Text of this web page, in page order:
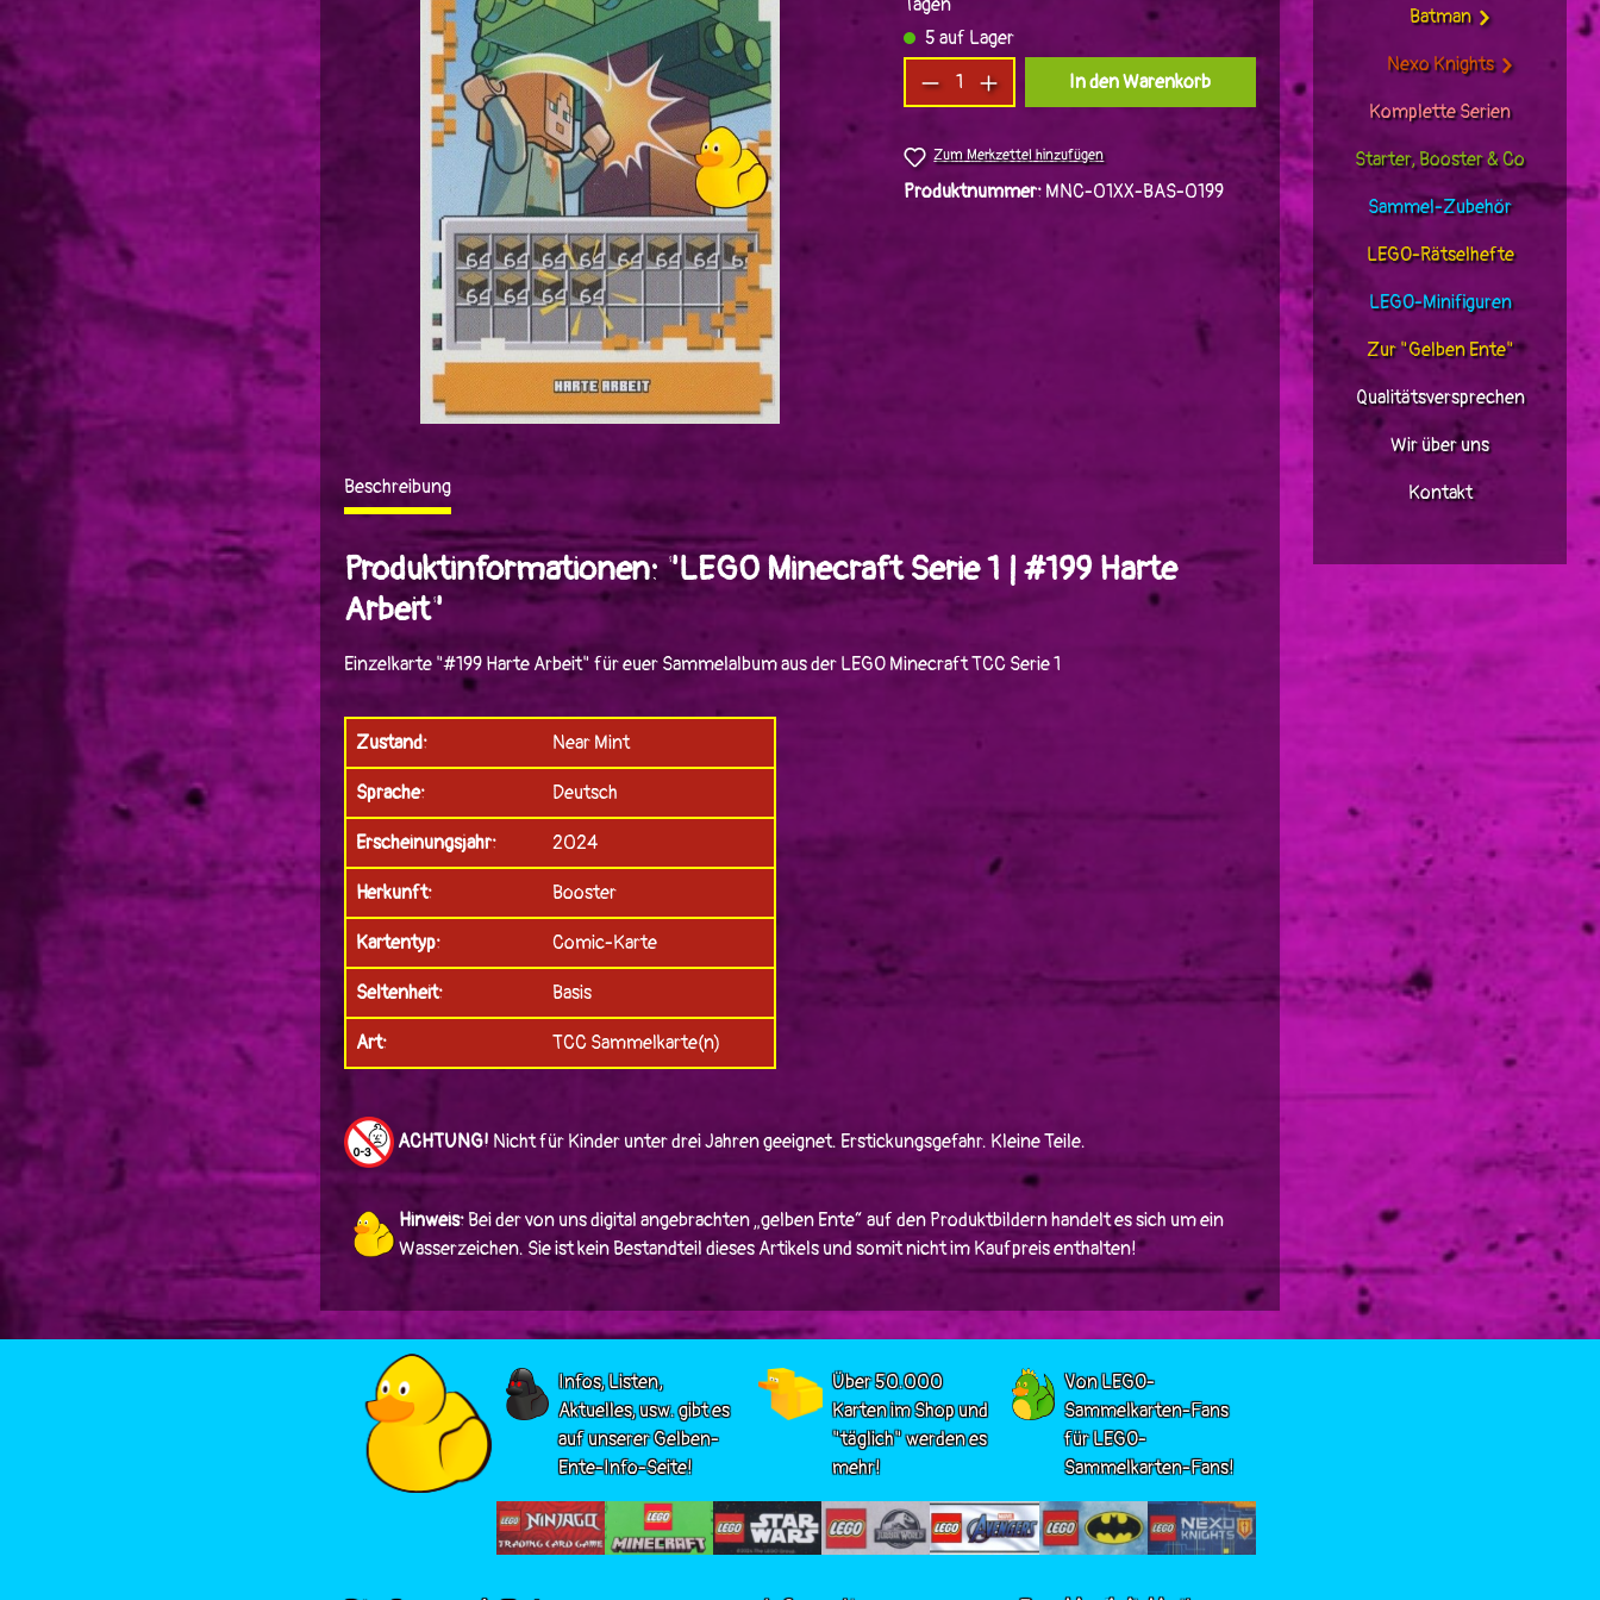
Batman
Nexo Knights
Komplette Serien
Starter, Booster & Co
Sammel-Zubehör
LEGO-Rätselhefte
LEGO-Minifiguren
Zur "Gelben Ente"
Qualitätsversprechen
Wir über uns
Kontakt
Tagen
5 auf Lager
Produkt Anzahl: Gib den gewünschten Wert ein oder
In den Warenkorb
Zum Merkzettel hinzufügen
Produktnummer: MNC-01XX-BAS-0199
Beschreibung
Produktinformationen: "LEGO Minecraft Serie 1 | #199 Harte
Arbeit"
Einzelkarte "#199 Harte Arbeit" für euer Sammelalbum aus der LEGO Minecraft TCC Serie 1
Zustand: Near Mint
Sprache: Deutsch
Erscheinungsjahr: 2024
Herkunft: Booster
Kartentyp: Comic-Karte
Seltenheit: Basis
Art: TCC Sammelkarte(n)
ACHTUNG! Nicht für Kinder unter drei Jahren geeignet. Erstickungsgefahr. Kleine Teile.
Hinweis: Bei der von uns digital angebrachten „gelben Ente“ auf den Produktbildern handelt es sich um ein
Wasserzeichen. Sie ist kein Bestandteil dieses Artikels und somit nicht im Kaufpreis enthalten!
Infos, Listen,
Aktuelles, usw. gibt es
auf unserer Gelben-
Ente-Info-Seite!
Über 50.000
Karten im Shop und
"täglich" werden es
mehr!
Von LEGO-
Sammelkarten-Fans
für LEGO-
Sammelkarten-Fans!